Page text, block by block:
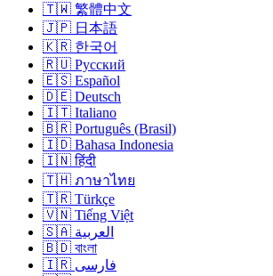
🇹🇼 繁體中文
🇯🇵 日本語
🇰🇷 한국어
🇷🇺 Русский
🇪🇸 Español
🇩🇪 Deutsch
🇮🇹 Italiano
🇧🇷 Português (Brasil)
🇮🇩 Bahasa Indonesia
🇮🇳 हिंदी
🇹🇭 ภาษาไทย
🇹🇷 Türkçe
🇻🇳 Tiếng Việt
🇸🇦 العربية
🇧🇩 বাংলা
🇮🇷 فارسی